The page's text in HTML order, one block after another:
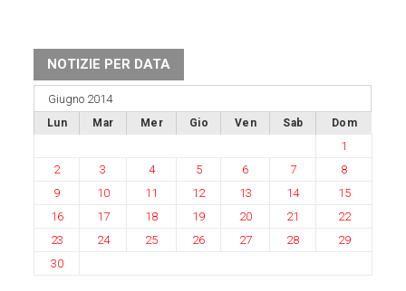
NOTIZIE PER DATA
Giugno 2014
Lun Mar Mer Gio Ven Sab Dom
1
2
3 4 5 6 7
8
9
10 11 12 13 14
15
16
17 18 19 20 21
22
23
24 25 26 27 28
29
30